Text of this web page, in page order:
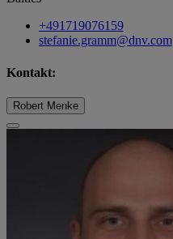
+491719076159
stefanie.gramm@dnv.com
Kontakt:
Robert Menke